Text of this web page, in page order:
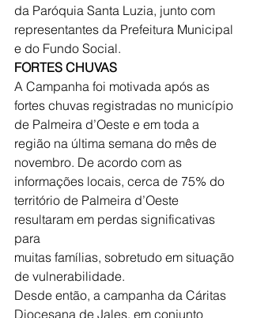
da Paróquia Santa Luzia, junto com
representantes da Prefeitura Municipal
e do Fundo Social.
FORTES CHUVAS
A Campanha foi motivada após as
fortes chuvas registradas no município
de Palmeira d’Oeste e em toda a
região na última semana do mês de
novembro. De acordo com as
informações locais, cerca de 75% do
território de Palmeira d’Oeste
resultaram em perdas significativas
para
muitas famílias, sobretudo em situação
de vulnerabilidade.
Desde então, a campanha da Cáritas
Diocesana de Jales, em conjunto